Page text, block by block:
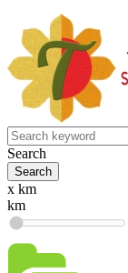
Search
x km
km